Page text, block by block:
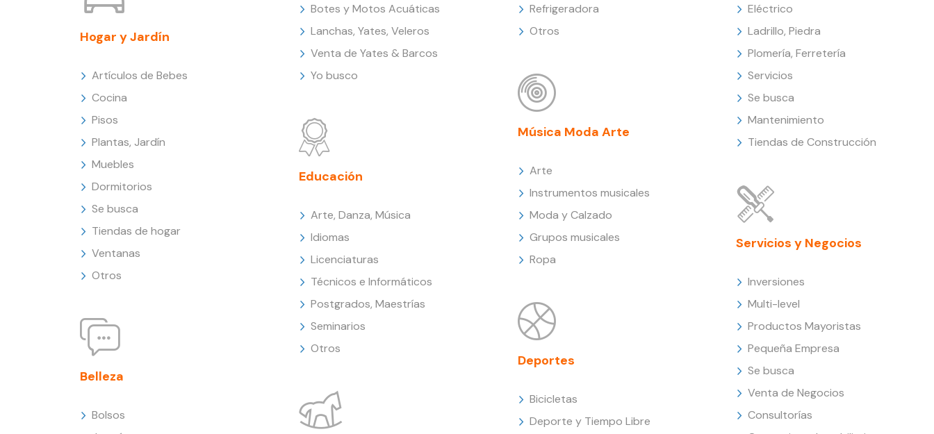
Hogar y Jardín
Artículos de Bebes
Cocina
Pisos
Plantas, Jardín
Muebles
Dormitorios
Se busca
Tiendas de hogar
Ventanas
Otros
Belleza
Bolsos
Botes y Motos Acuáticas
Lanchas, Yates, Veleros
Venta de Yates & Barcos
Yo busco
Educación
Arte, Danza, Música
Idiomas
Licenciaturas
Técnicos e Informáticos
Postgrados, Maestrías
Seminarios
Otros
Refrigeradora
Otros
Música Moda Arte
Arte
Instrumentos musicales
Moda y Calzado
Grupos musicales
Ropa
Deportes
Bicicletas
Deporte y Tiempo Libre
Eléctrico
Ladrillo, Piedra
Plomería, Ferretería
Servicios
Se busca
Mantenimiento
Tiendas de Construcción
Servicios y Negocios
Inversiones
Multi-level
Productos Mayoristas
Pequeña Empresa
Se busca
Venta de Negocios
Consultorías